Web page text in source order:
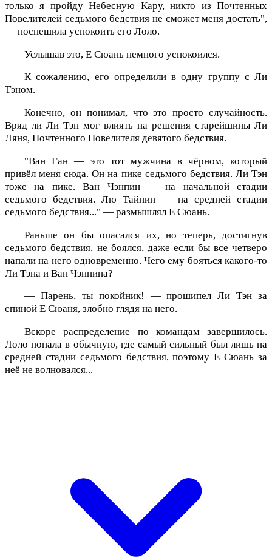
только я пройду Небесную Кару, никто из Почтенных
Повелителей седьмого бедствия не сможет меня достать",
— поспешила успокоить его Лоло.
Услышав это, Е Сюань немного успокоился.
К сожалению, его определили в одну группу с Ли
Тэном.
Конечно, он понимал, что это просто случайность.
Вряд ли Ли Тэн мог влиять на решения старейшины Ли
Ляня, Почтенного Повелителя девятого бедствия.
"Ван Ган — это тот мужчина в чёрном, который
привёл меня сюда. Он на пике седьмого бедствия. Ли Тэн
тоже на пике. Ван Чэнпин — на начальной стадии
седьмого бедствия. Лю Тайнин — на средней стадии
седьмого бедствия..." — размышлял Е Сюань.
Раньше он бы опасался их, но теперь, достигнув
седьмого бедствия, не боялся, даже если бы все четверо
напали на него одновременно. Чего ему бояться какого-то
Ли Тэна и Ван Чэнпина?
— Парень, ты покойник! — прошипел Ли Тэн за
спиной Е Сюаня, злобно глядя на него.
Вскоре распределение по командам завершилось.
Лоло попала в обычную, где самый сильный был лишь на
средней стадии седьмого бедствия, поэтому Е Сюань за
неё не волновался...